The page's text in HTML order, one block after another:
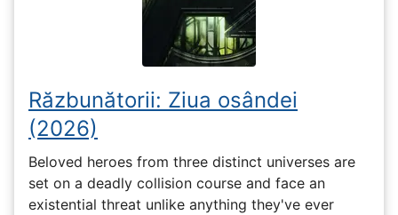
Răzbunătorii: Ziua osândei
(2026)
Beloved heroes from three distinct universes are
set on a deadly collision course and face an
existential threat unlike anything they've ever